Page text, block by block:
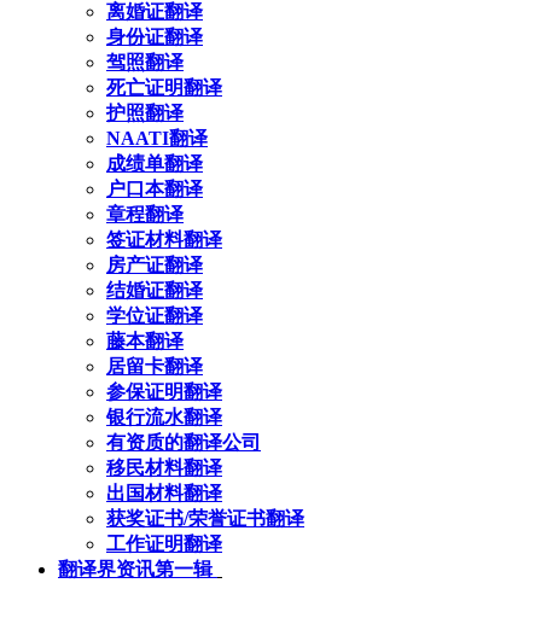
离婚证翻译
身份证翻译
驾照翻译
死亡证明翻译
护照翻译
NAATI翻译
成绩单翻译
户口本翻译
章程翻译
签证材料翻译
房产证翻译
结婚证翻译
学位证翻译
藤本翻译
居留卡翻译
参保证明翻译
银行流水翻译
有资质的翻译公司
移民材料翻译
出国材料翻译
获奖证书/荣誉证书翻译
工作证明翻译
翻译界资讯第一辑